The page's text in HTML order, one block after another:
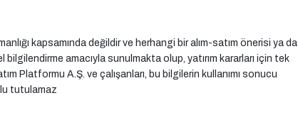
kapsamında değildir ve herhangi bir alım-satım önerisi ya da
amacıyla sunulmakta olup, yatırım kararları için tek
Platformu A.Ş. ve çalışanları, bu bilgilerin kullanımı sonucu
tutulamaz